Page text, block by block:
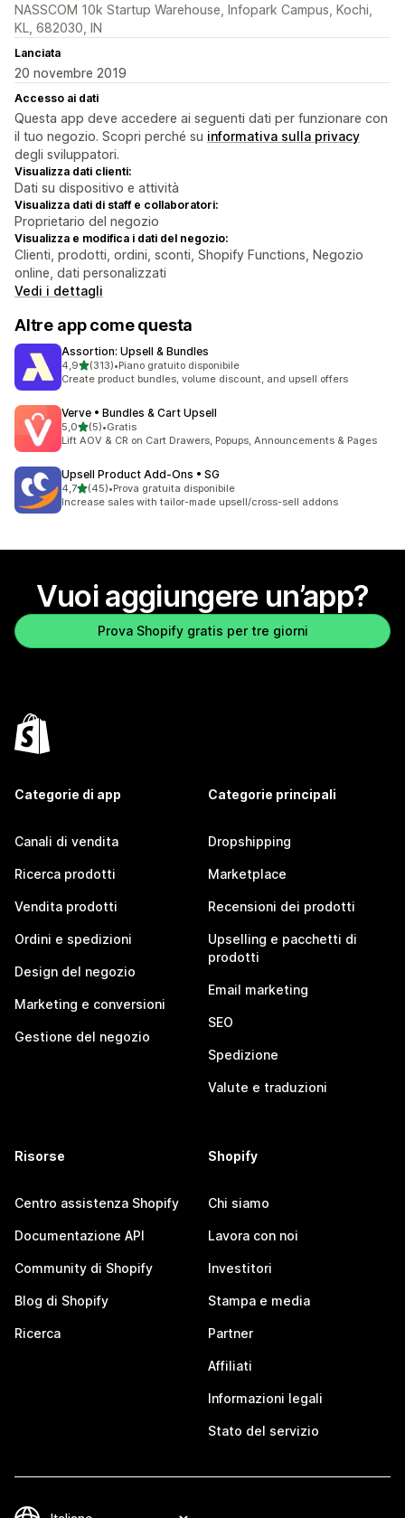
NASSCOM 10k Startup Warehouse, Infopark Campus, Kochi,
KL, 682030, IN
Lanciata
20 novembre 2019
Accesso ai dati
Questa app deve accedere ai seguenti dati per funzionare con
il tuo negozio. Scopri perché su informativa sulla privacy
degli sviluppatori.
Visualizza dati clienti:
Dati su dispositivo e attività
Visualizza dati di staff e collaboratori:
Proprietario del negozio
Visualizza e modifica i dati del negozio:
Clienti, prodotti, ordini, sconti, Shopify Functions, Negozio
online, dati personalizzati
Vedi i dettagli
Altre app come questa
Assortion: Upsell & Bundles
4,9stelle su 5
(313)
313 recensioni totali
•Piano gratuito disponibile
Create product bundles, volume discount, and upsell offers
Verve • Bundles & Cart Upsell
5,0stelle su 5
(5)
5 recensioni totali
•Gratis
Lift AOV & CR on Cart Drawers, Popups, Announcements & Pages
Upsell Product Add‑Ons • SG
4,7stelle su 5
(45)
45 recensioni totali
•Prova gratuita disponibile
Increase sales with tailor-made upsell/cross-sell addons
Vuoi aggiungere un’app?
Prova Shopify gratis per tre giorni
Categorie di app
Canali di vendita
Ricerca prodotti
Vendita prodotti
Ordini e spedizioni
Design del negozio
Marketing e conversioni
Gestione del negozio
Categorie principali
Dropshipping
Marketplace
Recensioni dei prodotti
Upselling e pacchetti di
prodotti
Email marketing
SEO
Spedizione
Valute e traduzioni
Risorse
Centro assistenza Shopify
Documentazione API
Community di Shopify
Blog di Shopify
Ricerca
Shopify
Chi siamo
Lavora con noi
Investitori
Stampa e media
Partner
Affiliati
Informazioni legali
Stato del servizio